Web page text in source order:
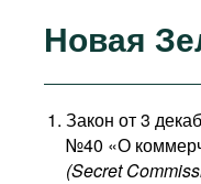
Новая
Закон от 3
№40 «О
(Secret